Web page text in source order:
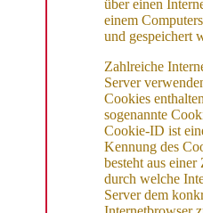
über einen
einem
und gespeichert
Zahlreiche
Server
Cookies
sogenannte
Cookie-ID ist
Kennung des
besteht aus
durch welche
Server dem